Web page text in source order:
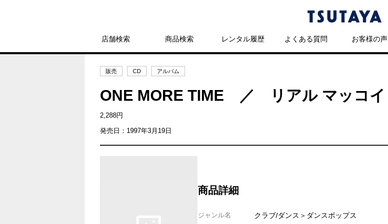
店舗検索 商品検索 レンタル履歴 よくある質問 お客様の声
販売 CD アルバム
ONE MORE TIME ／ リアル マッコイ
2,288円
発売日：1997年3月19日
商品詳細
ジャンル名 クラブ/ダンス＞ダンスポップス